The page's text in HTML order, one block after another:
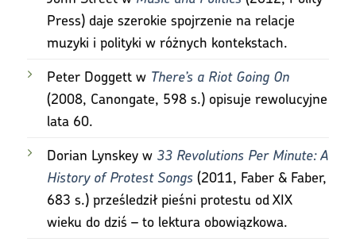
Press) daje szerokie spojrzenie na relacje
muzyki i polityki w różnych kontekstach.
Peter Doggett w There’s a Riot Going On
(2008, Canongate, 598 s.) opisuje rewolucyjne
lata 60.
Dorian Lynskey w 33 Revolutions Per Minute: A
History of Protest Songs (2011, Faber & Faber,
683 s.) prześledził pieśni protestu od XIX
wieku do dziś – to lektura obowiązkowa.